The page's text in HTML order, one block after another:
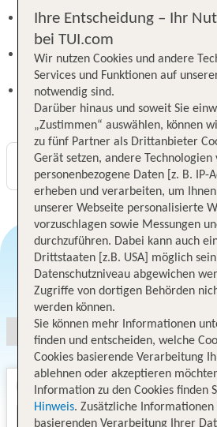
Herzlich willkommen im
und Wandergebiet Fendels
Tobende Kinder im
entspannte Eltern in der
Ruhige Lage am Ortsrand in
Umgebung
Digitaler und telefonischer
Ihre Entscheidung – Ihr
bei TUI.com
Wir nutzen Cookies und andere
Services und Funktionen auf
notwendig sind.
Darüber hinaus und soweit Sie
„Zustimmen“ auswählen, können
zu fünf Partner als Drittanbieter
Gerät setzen, andere Technologien
personenbezogene Daten [z. B. IP-
erheben und verarbeiten, um
unserer Webseite personalisierte
vorzuschlagen sowie Messungen
durchzuführen. Dabei kann auch
Drittstaaten [z.B. USA] möglich
Datenschutzniveau abgewichen
Zugriffe von dortigen Behörden
werden können.
Sie können mehr Informationen
finden und entscheiden, welche
Cookies basierende Verarbeitung
ablehnen oder akzeptieren
Information zu den Cookies finden
Hinweis. Zusätzliche Informationen
basierenden Verarbeitung Ihrer